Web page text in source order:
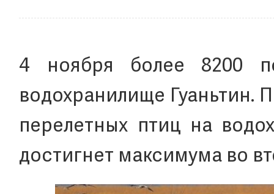
4 ноября более 8200
водохранилище Гуаньтин.
перелетных птиц на
достигнет максимума во